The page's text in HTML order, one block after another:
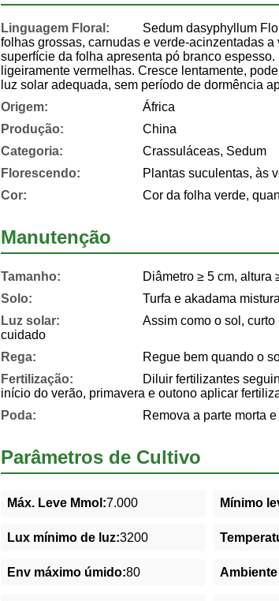
Linguagem Floral:
Sedum dasyphyllum
folhas grossas, carnudas e verde-acinzentadas
superfície da folha apresenta pó branco
ligeiramente vermelhas. Cresce lentamente,
luz solar adequada, sem período de dormência
Origem:
África
Produção:
China
Categoria:
Crassuláceas, Sedum
Florescendo:
Plantas suculentas, às
Cor:
Cor da folha verde,
Manutenção
Tamanho:
Diâmetro ≥ 5 cm, altura
Solo:
Turfa e akadama
Luz solar:
Assim como o sol,
cuidado
Rega:
Regue bem quando o
Fertilização:
Diluir fertilizantes
início do verão, primavera e outono aplicar
Poda:
Remova a parte morta
Parâmetros de Cultivo
Máx. Leve Mmol:7.000 Mínimo
Lux mínimo de luz:3200
Env máximo úmido:80